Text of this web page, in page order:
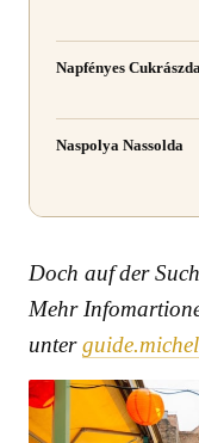
Napfényes Cukrászda
Naspolya Nassolda
Doch auf der
Mehr
unter